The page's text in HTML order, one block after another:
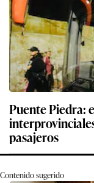
Puente Piedra:
pasajeros
Contenido sugerido